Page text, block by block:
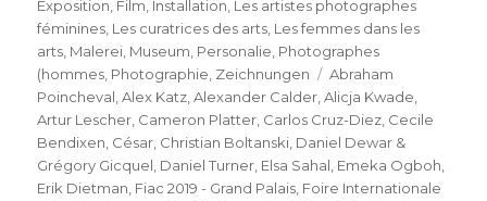
am
Exposition Film Installation Les artistes photographes
féminines Les curatrices des arts Les femmes dans les
arts Malerei Museum Personalie Photographes
(hommes Photographie Zeichnungen Schlagwörter
Abraham
Poincheval ,Alex Katz ,Alexander Calder ,Alicja Kwade
Artur Lescher Cameron Platter Carlos Cruz-Diez Cecile
Bendixen César Christian Boltanski Daniel Dewar &
Grégory Gicquel Daniel Turner Elsa Sahal Emeka Ogboh
Erik Dietman Fiac 2019 - Grand Palais Foire Internationale